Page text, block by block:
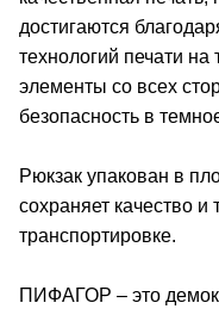
достигаются
технологий печати
элементы со всех
безопасность в
Рюкзак упакован в
сохраняет качество
транспортировке.
ПИФАГОР – это